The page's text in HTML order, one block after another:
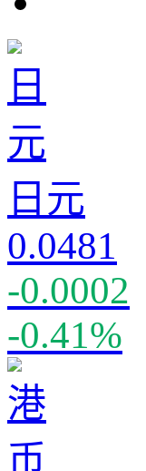
日元
0.0481
-0.0002
-0.41%